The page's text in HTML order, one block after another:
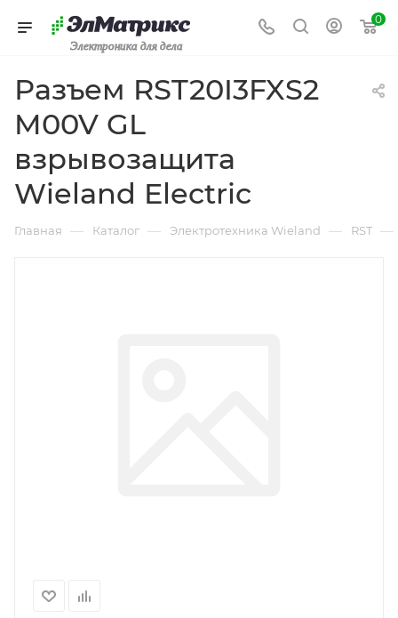
Электроника для дела
0
Разъем RST20I3FXS2
M00V GL
взрывозащита
Wieland Electric
Главная — Каталог — Электротехника Wieland — RST —